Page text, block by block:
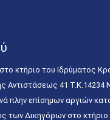
κτήριο του Ιδρύματος
Αντιστάσεως 41 T.K.14234
πλην επίσημων αργιών
των Δικηγόρων στο κτήριο